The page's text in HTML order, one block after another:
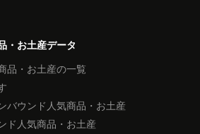
・お土産データ
品・お土産の一覧
バウンド人気商品・お土産
ド人気商品・お土産